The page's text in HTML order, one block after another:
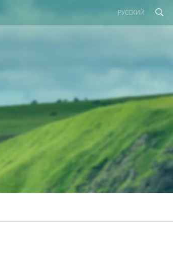
РУССКИЙ